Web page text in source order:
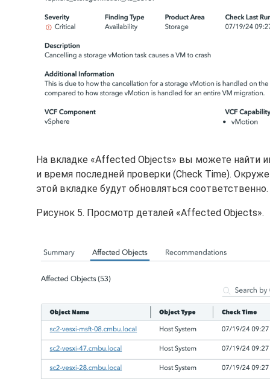
На вкладке «Affected Objects» вы можете найти
и время последней проверки (Check Time).
этой вкладке будут обновляться
Рисунок 5. Просмотр деталей «Affected Objects».